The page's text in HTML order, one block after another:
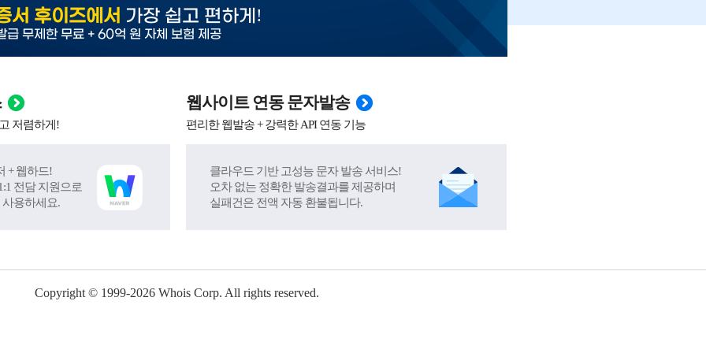
서 후이즈에서 가장 쉽고 편하게 !
급 무제한 무료 + 60억 원 자체 보험 제공
저렴하게!
+ 웹하드!
전담 지원으로
용하세요.
웹사이트 연동 문자발송
편리한 웹발송 + 강력한 API 연동 기능
클라우드 기반 고성능 문자 발송 서비스!
오차 없는 정확한 발송결과를 제공하며
실패건은 전액 자동 환불됩니다.
Copyright © 1999-2026Whois Corp. All rights reserved.